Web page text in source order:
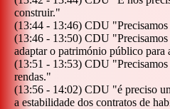
construir."
(13:44 - 13:46) CDU "
(13:46 - 13:50) CDU "
adaptar o património público para
(13:51 - 13:53) CDU "
rendas."
(13:56 - 14:02) CDU "é preciso
a estabilidade dos contratos de